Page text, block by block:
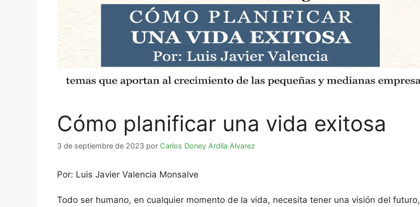
Cómo planificar una vida exitosa
3 de septiembre de 2023 por Carlos Doney Ardila Alvarez
Por: Luis Javier Valencia Monsalve
Todo ser humano, en cualquier momento de la vida, necesita tener una visión del futuro,